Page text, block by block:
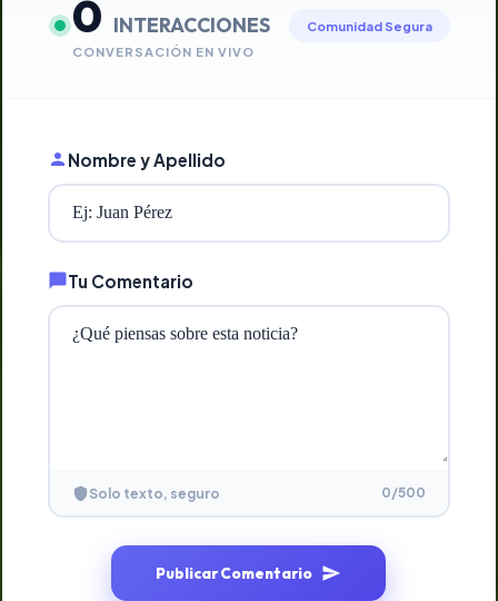
0 INTERACCIONES
CONVERSACIÓN EN VIVO
Comunidad Segura
Nombre y Apellido
Tu Comentario
Solo texto, seguro 0/500
Publicar Comentario